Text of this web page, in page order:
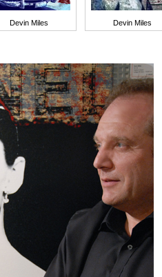
Devin Miles Devin Miles